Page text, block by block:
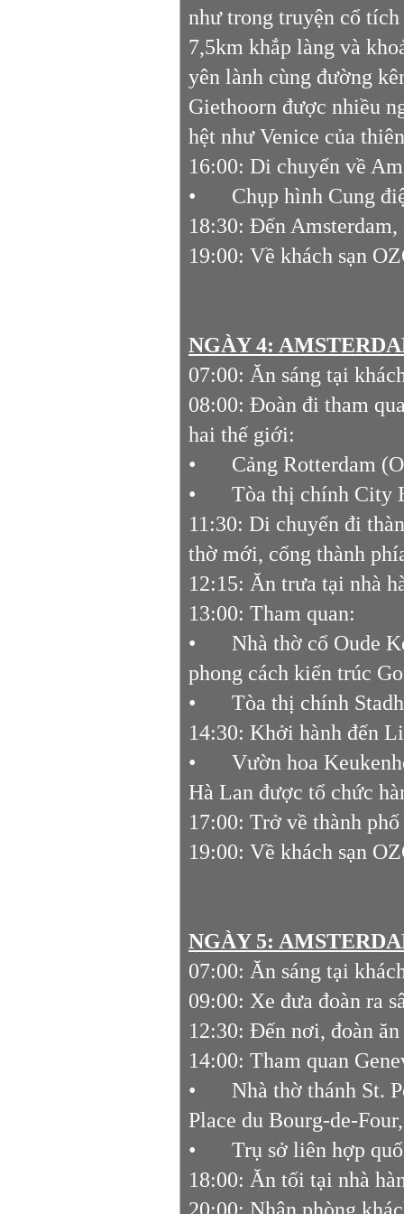
như trong truyện cổ
7,5km khắp làng và
yên lành cùng đường
Giethoorn được nhiều
hệt như Venice của
16:00: Di chuyển về
•
Chụp hình Cung
18:30: Đến
19:00: Về khách sạn
NGÀY 4:
07:00: Ăn sáng tại
08:00: Đoàn đi tham
hai thế giới:
•
Cảng Rotterdam
•
Tòa thị chính City
11:30: Di chuyển đi
thờ mới, cổng thành
12:15: Ăn trưa tại nhà
13:00: Tham quan:
•
Nhà thờ cổ Oude
phong cách kiến trúc
•
Tòa thị chính
14:30: Khởi hành đến
•
Vườn hoa
Hà Lan được tổ chức
17:00: Trở về thành
19:00: Về khách sạn
NGÀY 5:
07:00: Ăn sáng tại
09:00: Xe đưa đoàn ra
12:30: Đến nơi, đoàn
14:00: Tham quan
•
Nhà thờ thánh St.
Place du
•
Trụ sở liên hợp
18:00: Ăn tối tại nhà
20:00: Nhận phòng